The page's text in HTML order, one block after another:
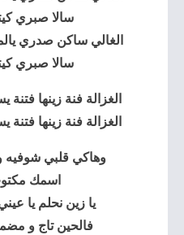
سالا صبري
الغالي ساكن صدري
سالا صبري
الغزالة فنة زينها
الغزالة فنة زينها
وهاكي قلبي شوفيه
اسمك
يا زين نحلم يا
فالحين تاج و